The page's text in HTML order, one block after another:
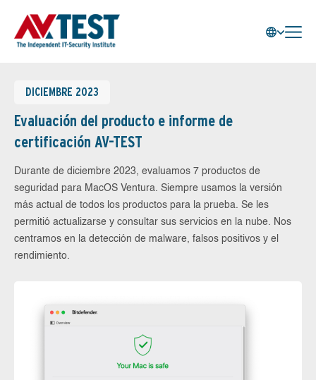
DICIEMBRE 2023
Evaluación del producto e informe de
certificación AV-TEST
Durante de diciembre 2023, evaluamos 7 productos de
seguridad para MacOS Ventura. Siempre usamos la versión
más actual de todos los productos para la prueba. Se les
permitió actualizarse y consultar sus servicios en la nube. Nos
centramos en la detección de malware, falsos positivos y el
rendimiento.